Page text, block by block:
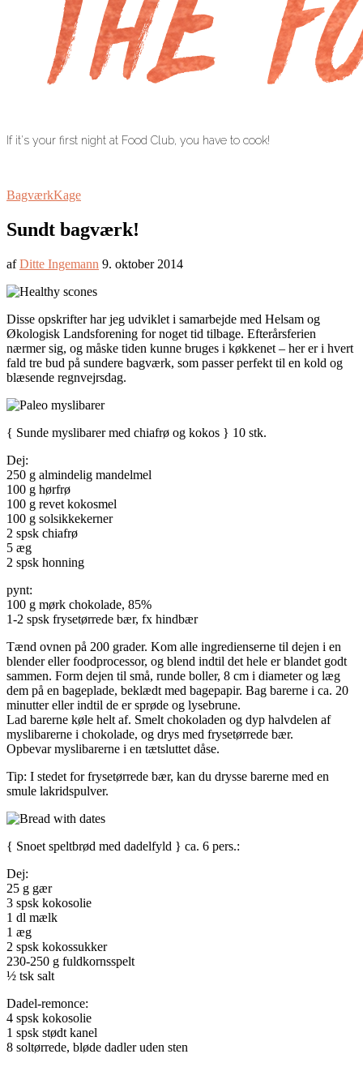
If it's your first night at Food Club, you have to cook!
BagværkKage
Sundt bagværk!
afDitte Ingemann 9. oktober 2014
Disse opskrifter har jeg udviklet i samarbejde med Helsam og
Økologisk Landsforening for noget tid tilbage. Efterårsferien
nærmer sig, og måske tiden kunne bruges i køkkenet – her er i hvert
fald tre bud på sundere bagværk, som passer perfekt til en kold og
blæsende regnvejrsdag.
{ Sunde myslibarer med chiafrø og kokos } 10 stk.
Dej:
250 g almindelig mandelmel
100 g hørfrø
100 g revet kokosmel
100 g solsikkekerner
2 spsk chiafrø
5 æg
2 spsk honning
pynt:
100 g mørk chokolade, 85%
1-2 spsk frysetørrede bær, fx hindbær
Tænd ovnen på 200 grader. Kom alle ingredienserne til dejen i en
blender eller foodprocessor, og blend indtil det hele er blandet godt
sammen. Form dejen til små, runde boller, 8 cm i diameter og læg
dem på en bageplade, beklædt med bagepapir. Bag barerne i ca. 20
minutter eller indtil de er sprøde og lysebrune.
Lad barerne køle helt af. Smelt chokoladen og dyp halvdelen af
myslibarerne i chokolade, og drys med frysetørrede bær.
Opbevar myslibarerne i en tætsluttet dåse.
Tip: I stedet for frysetørrede bær, kan du drysse barerne med en
smule lakridspulver.
{ Snoet speltbrød med dadelfyld } ca. 6 pers.:
Dej:
25 g gær
3 spsk kokosolie
1 dl mælk
1 æg
2 spsk kokossukker
230-250 g fuldkornsspelt
½ tsk salt
Dadel-remonce:
4 spsk kokosolie
1 spsk stødt kanel
8 soltørrede, bløde dadler uden sten